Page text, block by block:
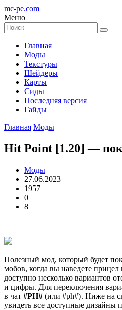
mc-pe.com
Меню
Главная
Моды
Текстуры
Шейдеры
Карты
Сиды
Последняя версия
Гайды
Главная Моды
Hit Point [1.20] —
Моды
27.06.2023
1957
0
8
Полезный мод, который будет
мобов, когда вы наведете
доступно несколько вариантов
и цифры. Для переключения
в чат #PH# (или #ph#). Ниже на
увидеть все доступные дизайны